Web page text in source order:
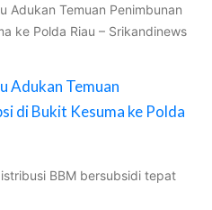
Adukan Temuan Penimbunan
ke Polda Riau – Srikandinews
Adukan Temuan
di Bukit Kesuma ke Polda
BBM bersubsidi tepat